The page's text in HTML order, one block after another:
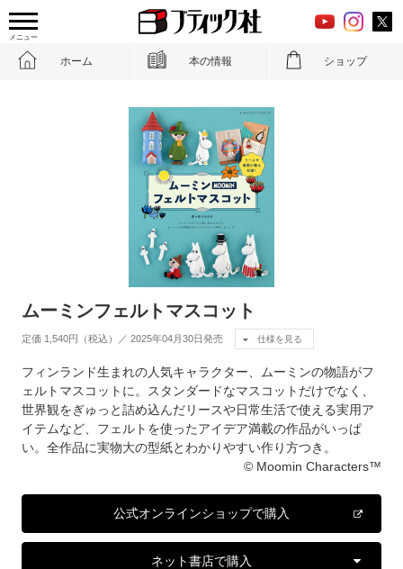
メニュー
ホーム 本の情報 ショップ
ムーミンフェルトマスコット
定価 1,540円（税込）／ 2025年04月30日発売 仕様を見る
フィンランド生まれの人気キャラクター、ムーミンの物語がフ
ェルトマスコットに。スタンダードなマスコットだけでなく、
世界観をぎゅっと詰め込んだリースや日常生活で使える実用ア
イテムなど、フェルトを使ったアイデア満載の作品がいっぱ
い。全作品に実物大の型紙とわかりやすい作り方つき。
© Moomin Characters™
公式オンラインショップで購入
ネット書店で購入